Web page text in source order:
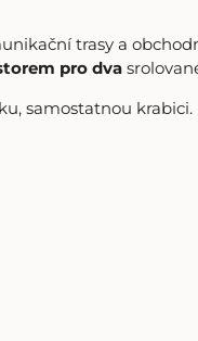
trasy a
pro dva
samostatnou krabici.